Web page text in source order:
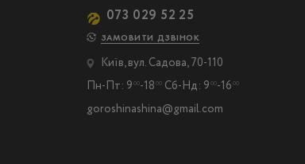
073 029 52 25
ЗАМОВИТИ ДЗВІНОК
Київ, вул. Садова, 70-110
Пн-Пт: 9 00-18 00Сб-Нд: 9 00-16 00
goroshinashina@gmail.com